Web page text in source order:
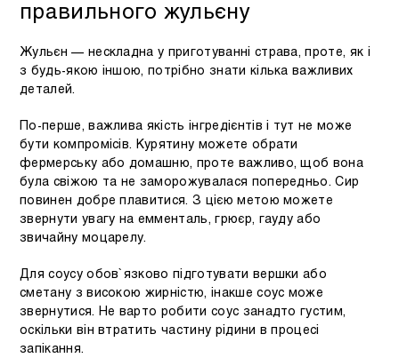
правильного жульєну
Жульєн — нескладна у приготуванні страва, проте, як і
з будь-якою іншою, потрібно знати кілька важливих
деталей.
По-перше, важлива якість інгредієнтів і тут не може
бути компромісів. Курятину можете обрати
фермерську або домашню, проте важливо, щоб вона
була свіжою та не заморожувалася попередньо. Сир
повинен добре плавитися. З цією метою можете
звернути увагу на емменталь, грюєр, гауду або
звичайну моцарелу.
Для соусу обов`язково підготувати вершки або
сметану з високою жирністю, інакше соус може
звернутися. Не варто робити соус занадто густим,
оскільки він втратить частину рідини в процесі
запікання.